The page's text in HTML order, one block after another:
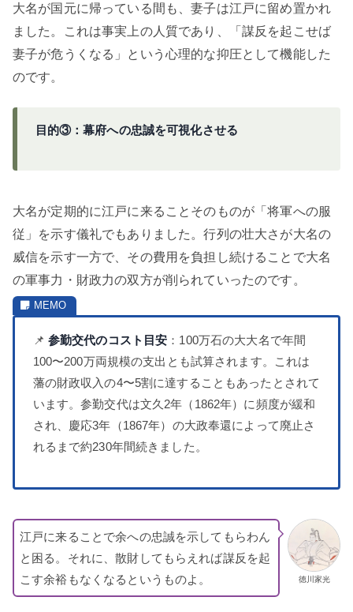
大名が国元に帰っている間も、妻子は江戸に留め置かれ
ました。これは事実上の人質であり、「謀反を起こせば
妻子が危うくなる」という心理的な抑圧として機能した
のです。
目的③：幕府への忠誠を可視化させる
大名が定期的に江戸に来ることそのものが「将軍への服
従」を示す儀礼でもありました。行列の壮大さが大名の
威信を示す一方で、その費用を負担し続けることで大名
の軍事力・財政力の双方が削られていったのです。
📌 参勤交代のコスト目安 ：100万石の大大名で年間
100〜200万両規模の支出とも試算されます。これは
藩の財政収入の4〜5割に達することもあったとされて
います。参勤交代は文久2年（1862年）に頻度が緩和
され、慶応3年（1867年）の大政奉還によって廃止さ
れるまで約230年間続きました。
徳川家光
江戸に来ることで余への忠誠を示してもらわん
と困る。それに、散財してもらえれば謀反を起
こす余裕もなくなるというものよ。